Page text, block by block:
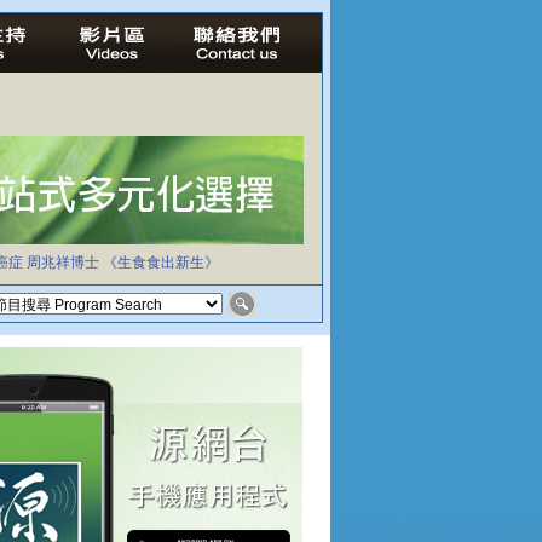
症 周兆祥博士 《生食食出新生》